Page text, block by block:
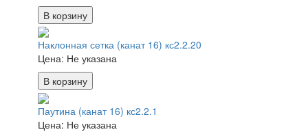
В корзину
Наклонная сетка (канат 16) кс2.2.20
Цена: Не указана
В корзину
Паутина (канат 16) кс2.2.1
Цена: Не указана